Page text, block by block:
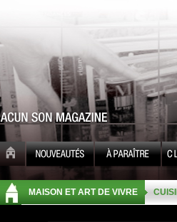
MAISON ET ART DE VIVRE